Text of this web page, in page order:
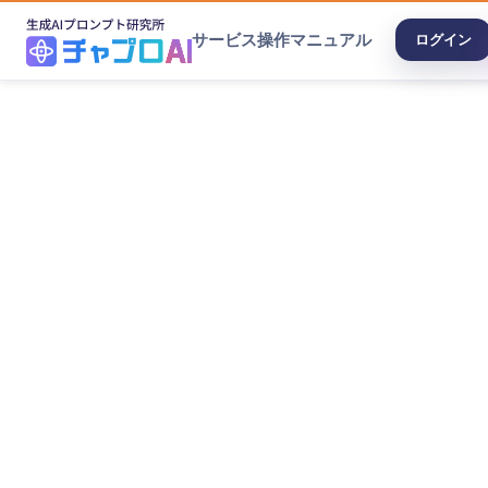
サービス操作マニュアル ログイン